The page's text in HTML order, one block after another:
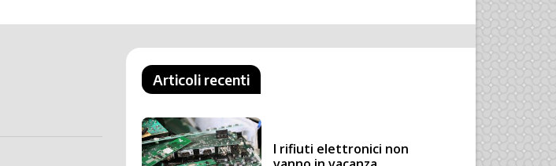
Articoli recenti
I rifiuti elettronici non